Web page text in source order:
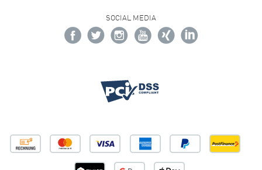
SOCIAL MEDIA